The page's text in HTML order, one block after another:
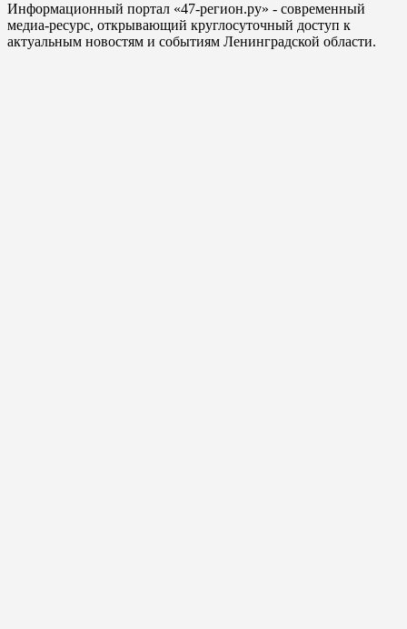
Информационный портал «47-регион.ру» - современный
медиа-ресурс, открывающий круглосуточный доступ к
актуальным новостям и событиям Ленинградской области.